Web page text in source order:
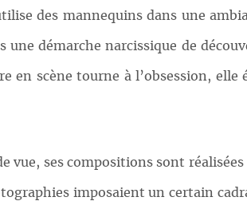
des mannequins dans une
une démarche narcissique de
en scène tourne à l’obsession, elle
vue, ses compositions sont réalisées
imposaient un certain